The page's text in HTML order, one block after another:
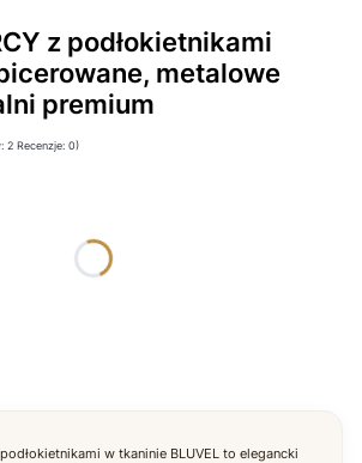
z podłokietnikami
metalowe
premium
2 Recenzje: 0)
podłokietnikami w tkaninie BLUVEL to elegancki